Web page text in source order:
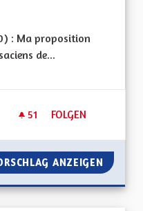
: Ma proposition
de...
51 51 FOLLOWER
FOLGEN
PLANS ALSACIENS
ANZEIGEN